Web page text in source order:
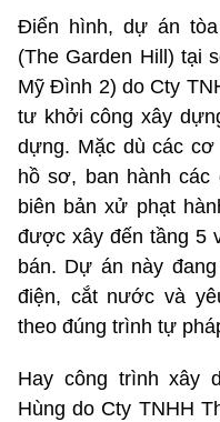
Điển hình, dự án
(The Garden Hill) tại
Mỹ Đình 2) do Cty
tư khởi công xây
dựng. Mặc dù các
hồ sơ, ban hành các
biên bản xử phạt
được xây đến tầng 5
bán. Dự án này
điện, cắt nước và
theo đúng trình tự
Hay công trình xây
Hùng do Cty TNHH